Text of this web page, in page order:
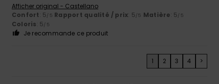
Afficher original - Castellano
Confort: 5/5 Rapport qualité / prix: 5/5 Matière: 5/5
Coloris: 5/5
Je recommande ce produit
1 2 3 4 >